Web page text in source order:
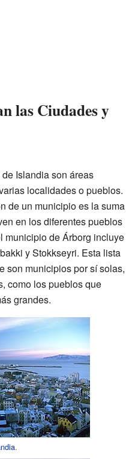
las Ciudades y
Islandia son áreas
localidades o pueblos.
de un municipio es la suma
en los diferentes pueblos
municipio de Árborg incluye
y Stokkseyri. Esta lista
son municipios por sí solas,
como los pueblos que
grandes.
.